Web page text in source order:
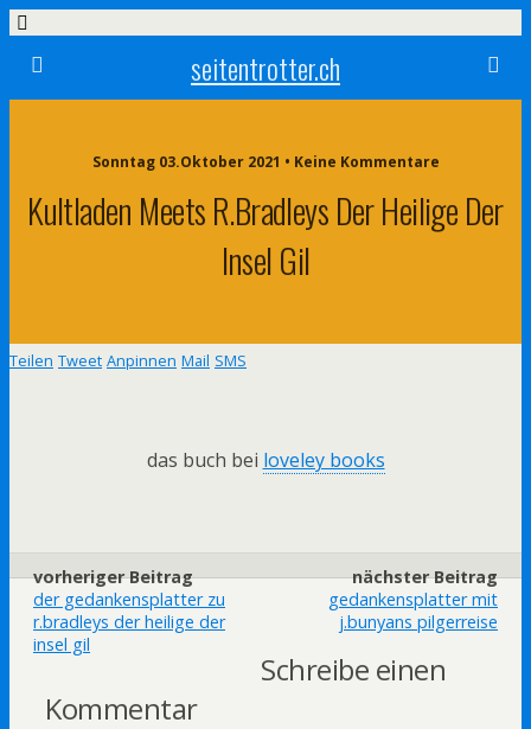
seitentrotter.ch
Sonntag 03.Oktober 2021 • Keine Kommentare
Kultladen Meets R.bradleys Der Heilige Der
Insel Gil
Teilen Tweet Anpinnen Mail SMS
das buch bei loveley books
vorheriger Beitrag
der gedankensplatter zu
r.bradleys der heilige der
insel gil
nächster Beitrag
gedankensplatter mit
j.bunyans pilgerreise
Schreibe einen
Kommentar